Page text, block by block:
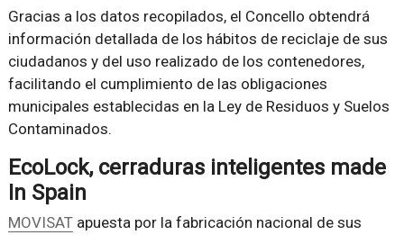
Gracias a los datos recopilados, el Concello obtendrá
información detallada de los hábitos de reciclaje de sus
ciudadanos y del uso realizado de los contenedores,
facilitando el cumplimiento de las obligaciones
municipales establecidas en la Ley de Residuos y Suelos
Contaminados.
EcoLock, cerraduras inteligentes made
In Spain
MOVISATapuesta por la fabricación nacional de sus